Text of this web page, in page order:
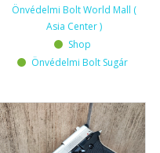
Önvédelmi Bolt World Mall (
Asia Center )
Shop
Önvédelmi Bolt Sugár